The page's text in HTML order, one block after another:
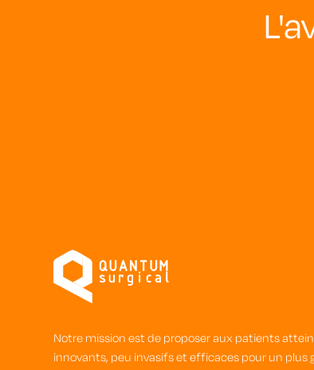
Notre mission est de proposer aux patients
innovants, peu invasifs et efficaces pour un plus